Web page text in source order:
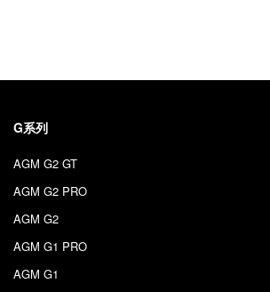
G系列
AGM G2 GT
AGM G2 PRO
AGM G2
AGM G1 PRO
AGM G1